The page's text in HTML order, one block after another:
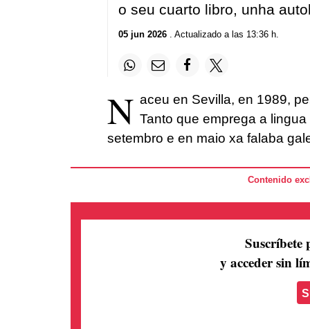
o seu cuarto libro, unha
05 jun 2026. Actualizado a las 13:36 h.
N aceu en Sevilla, en 1989,
Tanto que emprega a
setembro e en maio xa falaba
Contenido
Suscríbete
y acceder sin